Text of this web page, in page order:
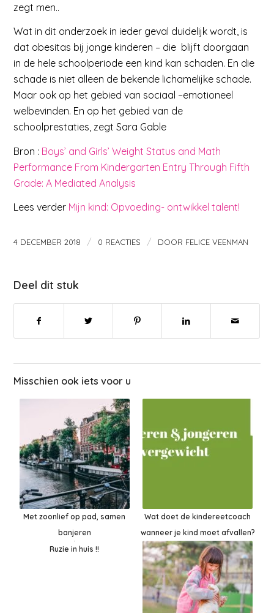
zegt men..
Wat in dit onderzoek in ieder geval duidelijk wordt, is
dat obesitas bij jonge kinderen – die blijft doorgaan
in de hele schoolperiode een kind kan schaden. En die
schade is niet alleen de bekende lichamelijke schade.
Maar ook op het gebied van sociaal –emotioneel
welbevinden. En op het gebied van de
schoolprestaties, zegt Sara Gable
Bron : Boys’ and Girls’ Weight Status and Math
Performance From Kindergarten Entry Through Fifth
Grade: A Mediated Analysis
Lees verder Mijn kind: Opvoeding- ontwikkel talent!
4 DECEMBER 2018 / 0 REACTIES / DOOR FELICE VEENMAN
Deel dit stuk
Misschien ook iets voor u
Met zoonlief op pad, samen
banjeren
Wat doet de kindereetcoach
wanneer je kind moet afvallen?
Ruzie in huis !!